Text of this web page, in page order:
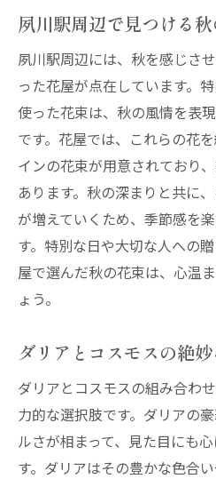
夙川駅周辺で見つける
夙川駅周辺には、秋を感じさ
った花屋が点在しています。
使った花束は、秋の風情を表
です。花屋では、これらの花
インの花束が用意されており
あります。秋の深まりと共に
が増えていくため、季節感を
す。特別な日や大切な人への
屋で選んだ秋の花束は、心温
ょう。
ダリアとコスモスの絶
ダリアとコスモスの組み合わ
力的な選択肢です。ダリアの
ルさが相まって、見た目にも
す。ダリアはその豊かな色合